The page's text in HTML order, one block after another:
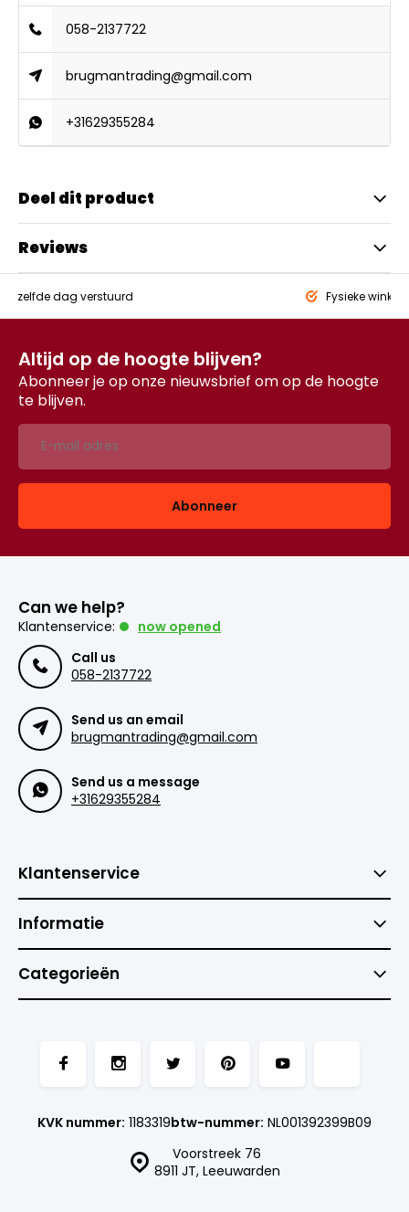
058-2137722
brugmantrading@gmail.com
+31629355284
Deel dit product
Reviews
zelfde dag verstuurd Fysieke winkel
Altijd op de hoogte blijven?
Abonneer je op onze nieuwsbrief om op de hoogte
te blijven.
Abonneer
Can we help?
Klantenservice:
now opened
Call us
058-2137722
Send us an email
brugmantrading@gmail.com
Send us a message
+31629355284
Klantenservice
Informatie
Categorieën
Voorstreek 76
8911 JT, Leeuwarden
KVK nummer: 1183319btw-nummer: NL001392399B09